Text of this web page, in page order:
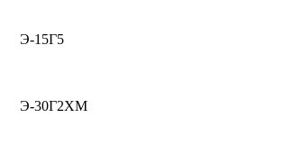
Э-15Г5
Э-30Г2ХМ